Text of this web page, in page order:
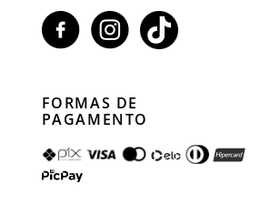
FORMAS DE
PAGAMENTO